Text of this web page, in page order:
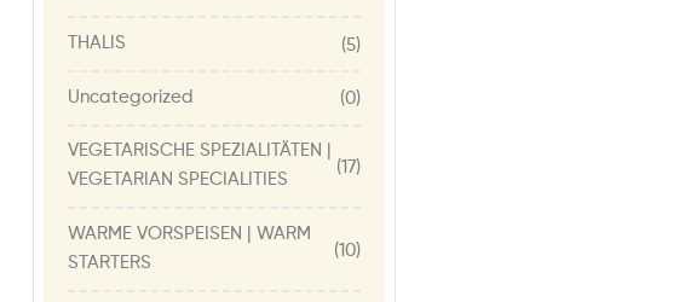
THALIS (5)
Uncategorized (0)
VEGETARISCHE SPEZIALITÄTEN |
VEGETARIAN SPECIALITIES
(17)
WARME VORSPEISEN | WARM
STARTERS
(10)